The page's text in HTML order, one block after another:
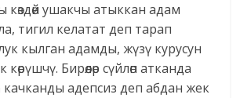
көздөй ушакчы атыккан адам
тигил келатат деп тарап
кылган адамды, жүзү курусун
Бирөөлөр сүйлөп атканда
качканды адепсиз деп абдан жек